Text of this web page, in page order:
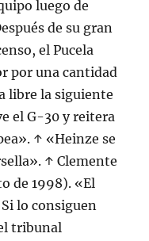
luego de
de su gran
el Pucela
por una cantidad
libre la siguiente
el G-30 y reitera
↑ «Heinze se
↑ Clemente
de 1998). «El
lo consiguen
tribunal